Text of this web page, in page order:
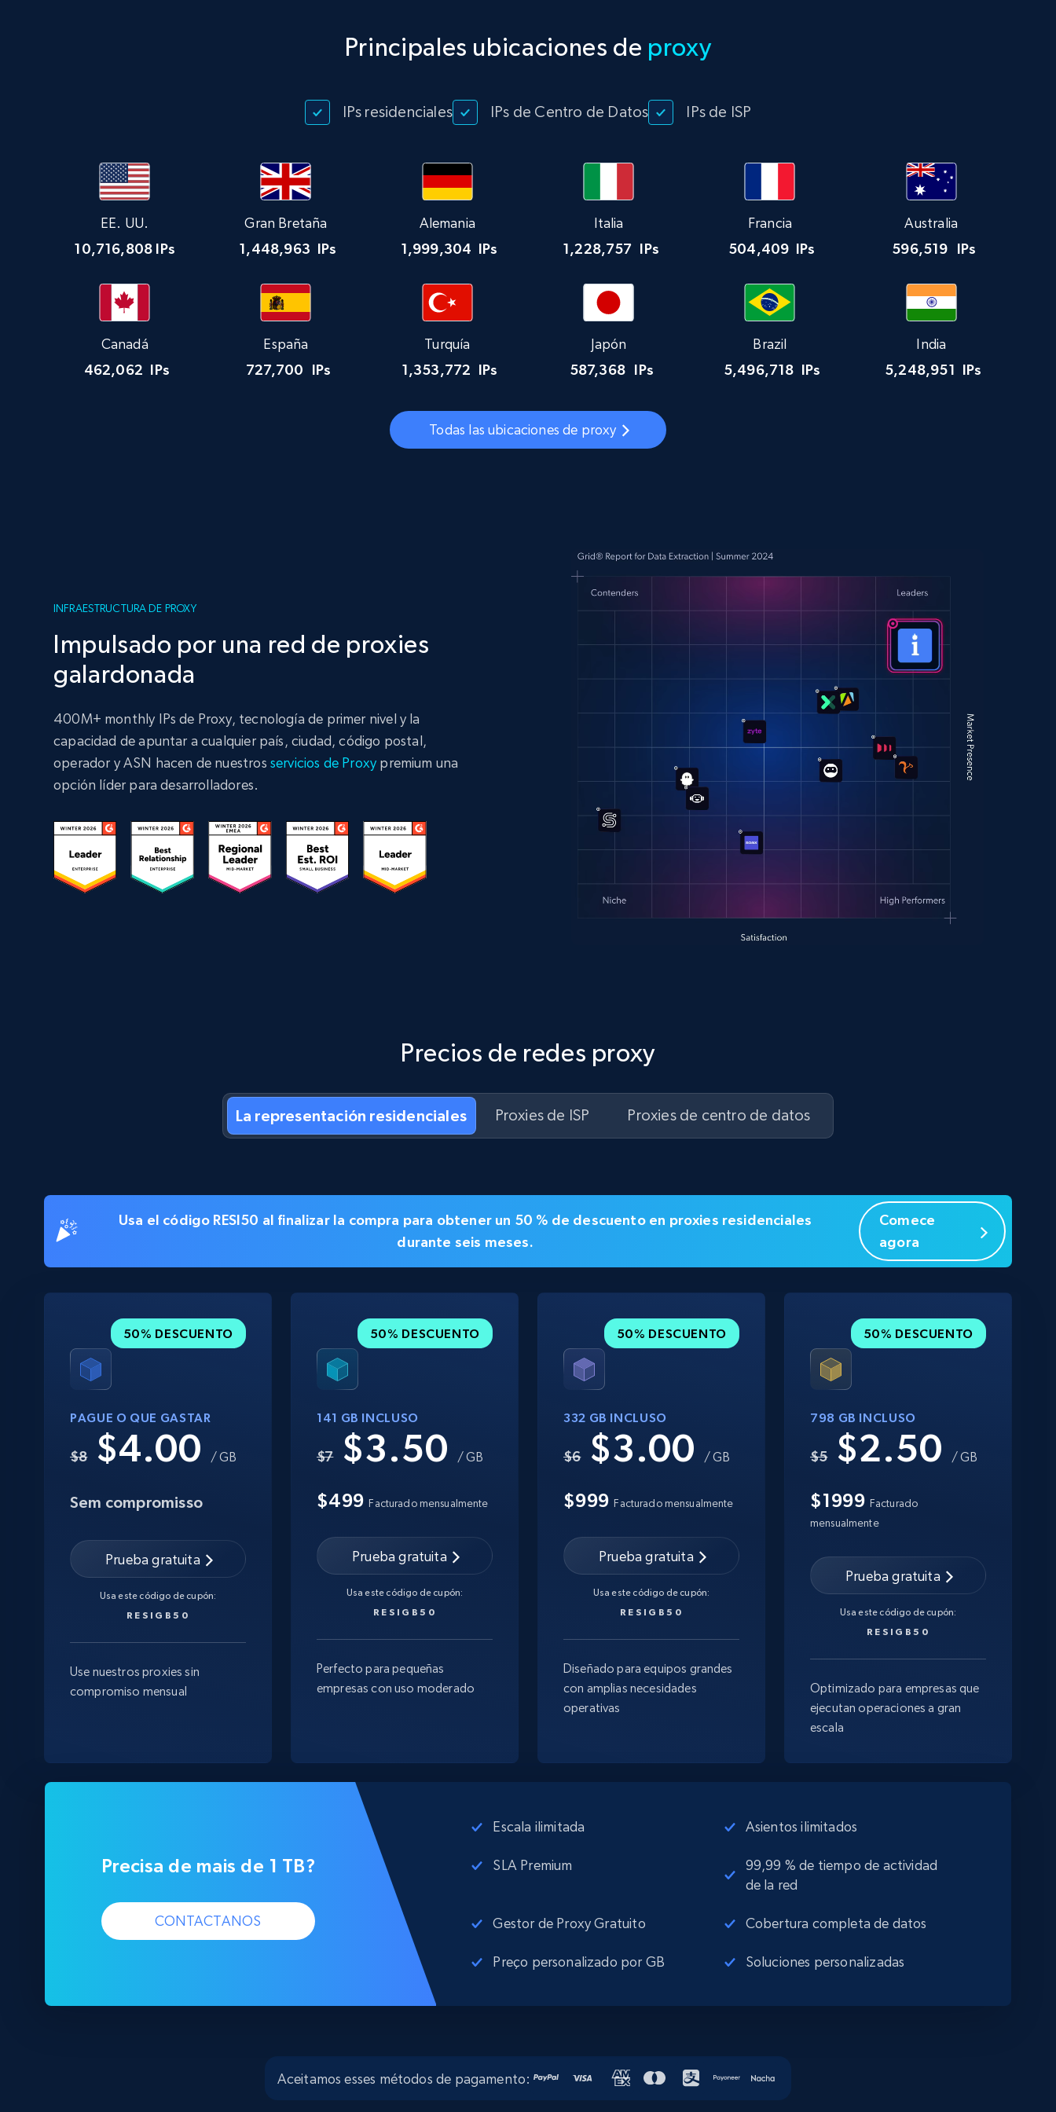
Principales ubicaciones de proxy
IPs residenciales IPs de Centro de Datos IPs de ISP
EE. UU.
10,716,808 IPs
Gran Bretaña
1,448,963 IPs
Alemania
1,999,304 IPs
Italia
1,228,757 IPs
Francia
504,409 IPs
Australia
596,519
IPs
Canadá
462,062 IPs
España
727,700
IPs
Turquía
1,353,772 IPs
Japón
587,368 IPs
Brazil
5,496,718 IPs
India
5,248,951 IPs
Todas las ubicaciones de proxy
INFRAESTRUCTURA DE PROXY
Impulsado por una red de proxies
galardonada
400M+ monthly IPs de Proxy, tecnología de primer nivel y la
capacidad de apuntar a cualquier país, ciudad, código postal,
operador y ASN hacen de nuestros servicios de Proxy premium una
opción líder para desarrolladores.
Precios de redes proxy
La representación residenciales Proxies de ISP Proxies de centro de datos
Usa el código RESI50 al finalizar la compra para obtener un 50 % de descuento en proxies residenciales
durante seis meses.
Comece
agora
50% DESCUENTO
PAGUE O QUE GASTAR
$8 $4.00 / GB
Sem compromisso
Prueba gratuita
Usa este código de cupón:
RESIGB50
Use nuestros proxies sin
compromiso mensual
50% DESCUENTO
141 GB INCLUSO
$7 $3.50 / GB
$499Facturado mensualmente
Prueba gratuita
Usa este código de cupón:
RESIGB50
Perfecto para pequeñas
empresas con uso moderado
50% DESCUENTO
332 GB INCLUSO
$6 $3.00 / GB
$999Facturado mensualmente
Prueba gratuita
Usa este código de cupón:
RESIGB50
Diseñado para equipos grandes
con amplias necesidades
operativas
50% DESCUENTO
798 GB INCLUSO
$5 $2.50 / GB
$1999 Facturado
mensualmente
Prueba gratuita
Usa este código de cupón:
RESIGB50
Optimizado para empresas que
ejecutan operaciones a gran
escala
Precisa de mais de 1 TB?
CONTACTANOS
Escala ilimitada Asientos ilimitados
SLA Premium
99,99 % de tiempo de actividad
de la red
Gestor de Proxy Gratuito Cobertura completa de datos
Preço personalizado por GB Soluciones personalizadas
Aceitamos esses métodos de pagamento: